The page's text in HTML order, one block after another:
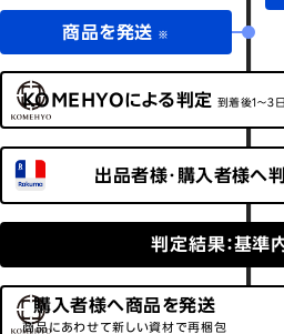
商品を発送 ※
KOMEHYOによる判定 到着後1～3日
出品者様・購入者様へ
判定結果：基準
購入者様へ商品を発送
商品にあわせて新しい資材で再梱包